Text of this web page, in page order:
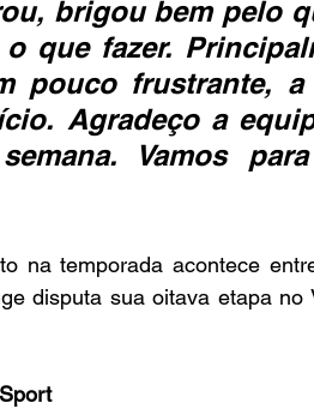
brigou bem pelo
que fazer.
pouco frustrante, a
Agradeço a
Vamos
na temporada acontece
disputa sua oitava etapa no